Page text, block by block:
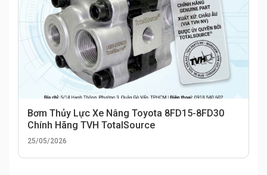
Bơm Thủy Lực Xe Nâng Toyota 8FD15-8FD30
Chính Hãng TVH TotalSource
25/05/2026